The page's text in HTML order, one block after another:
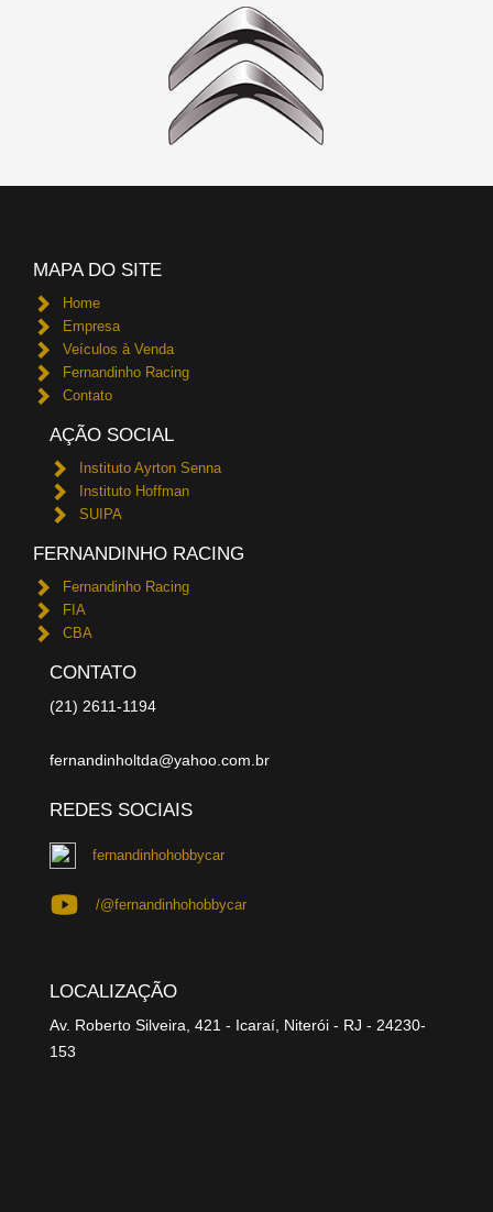
MAPA DO SITE
Home
Empresa
Veículos à Venda
Fernandinho Racing
Contato
AÇÃO SOCIAL
Instituto Ayrton Senna
Instituto Hoffman
SUIPA
FERNANDINHO RACING
Fernandinho Racing
FIA
CBA
CONTATO
(21) 2611-1194
fernandinholtda@yahoo.com.br
REDES SOCIAIS
fernandinhohobbycar
/@fernandinhohobbycar
LOCALIZAÇÃO
Av. Roberto Silveira, 421 - Icaraí, Niterói - RJ - 24230-
153